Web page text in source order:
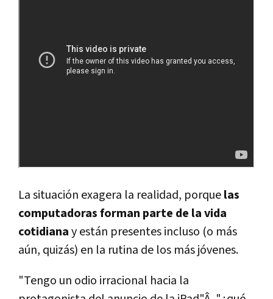
La situación exagera la realidad, porquelas
computadoras forman parte de la vida
cotidianay están presentes incluso (o más
aún, quizás) en la rutina de los más jóvenes.
"Tengo un odio irracional hacia la